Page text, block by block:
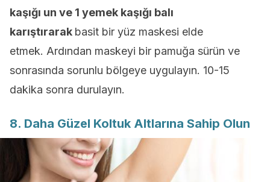
kaşığı un ve 1 yemek kaşığı balı
karıştırarak basit bir yüz maskesi elde
etmek. Ardından maskeyi bir pamuğa sürün ve
sonrasında sorunlu bölgeye uygulayın. 10-15
dakika sonra durulayın.
8. Daha Güzel Koltuk Altlarına Sahip Olun